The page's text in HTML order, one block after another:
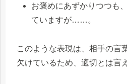
お褒めにあずかりつつも
ていますが……。
このような表現は、相手の言
欠けているため、適切とは言